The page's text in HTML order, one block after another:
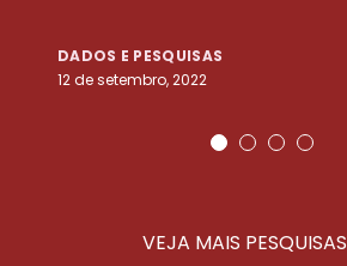
DADOS E PESQUISAS
12 de setembro, 2022
VEJA MAIS PESQUISAS